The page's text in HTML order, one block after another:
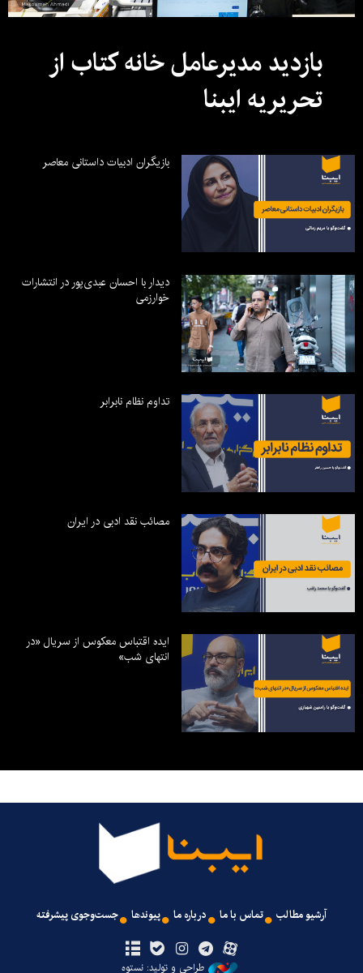
بازدید مدیرعامل خانه کتاب از
تحریریه ایبنا
بازیگران ادبیات داستانی معاصر
دیدار با احسان عبدی‌پور در انتشارات
خوارزمی
تداوم نظام نابرابر
مصائب نقد ادبی در ایران
ایده اقتباس معکوس از سریال «در
انتهای شب»
آرشیو مطالب تماس با ما درباره ما پیوندها جست‌وجوی پیشرفته
طراحی و تولید: نستوه